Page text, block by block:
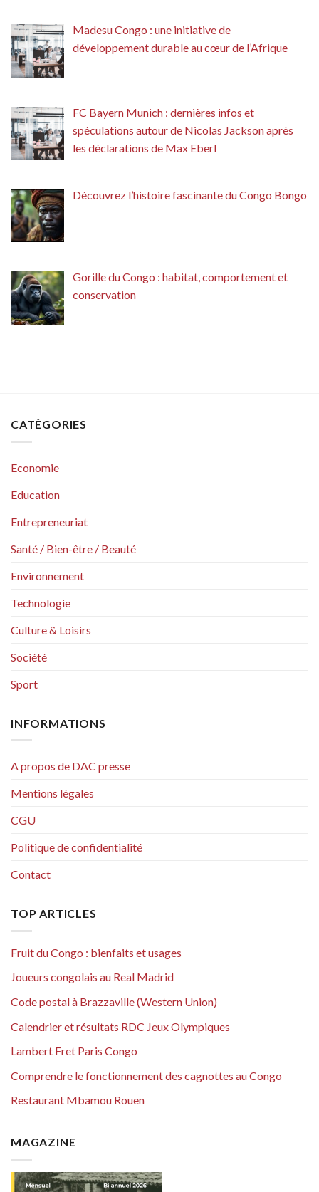
Madesu Congo : une initiative de
développement durable au cœur de l’Afrique
FC Bayern Munich : dernières infos et
spéculations autour de Nicolas Jackson après
les déclarations de Max Eberl
Découvrez l’histoire fascinante du Congo Bongo
Gorille du Congo : habitat, comportement et
conservation
CATÉGORIES
Economie
Education
Entrepreneuriat
Santé / Bien-être / Beauté
Environnement
Technologie
Culture & Loisirs
Société
Sport
INFORMATIONS
A propos de DAC presse
Mentions légales
CGU
Politique de confidentialité
Contact
TOP ARTICLES
Fruit du Congo : bienfaits et usages
Joueurs congolais au Real Madrid
Code postal à Brazzaville (Western Union)
Calendrier et résultats RDC Jeux Olympiques
Lambert Fret Paris Congo
Comprendre le fonctionnement des cagnottes au Congo
Restaurant Mbamou Rouen
MAGAZINE